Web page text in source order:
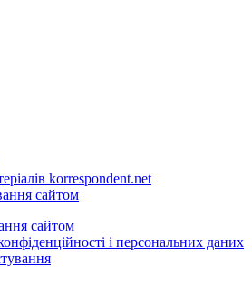
korrespondent.net
сайтом
сайтом
і персональних даних